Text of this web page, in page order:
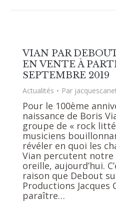
VIAN PAR
EN VENTE À
SEPTEMBRE 2019
Actualités Par
Pour le 100ème
naissance de Boris
groupe de « rock
musiciens
révéler en quoi les
Vian percutent
oreille, aujourd’hui.
raison que Debout
Productions Jacques
paraître…